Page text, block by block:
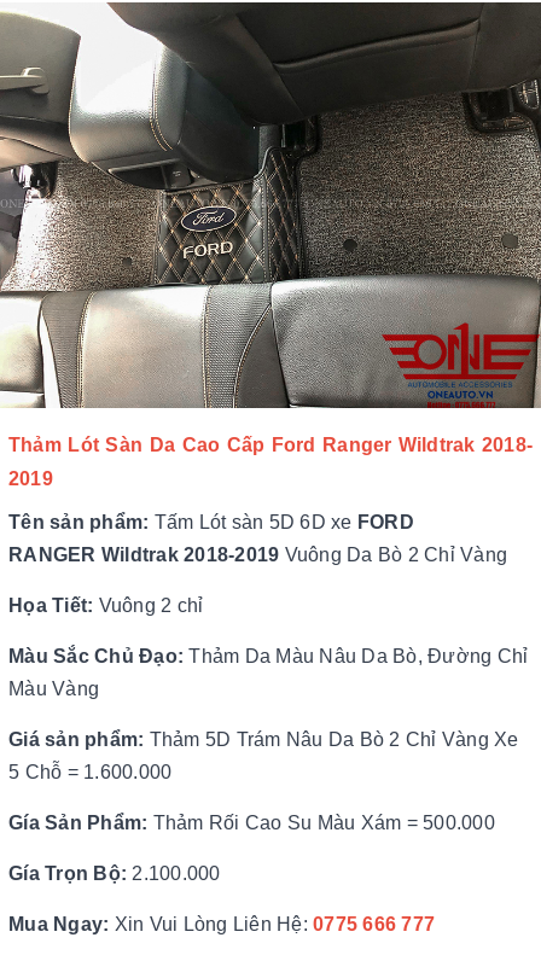
Thảm Lót Sàn Da Cao Cấp Ford Ranger Wildtrak 2018-
2019
Tên sản phẩm: Tấm Lót sàn 5D 6D xe FORD
RANGER Wildtrak 2018-2019 Vuông Da Bò 2 Chỉ Vàng
Họa Tiết: Vuông 2 chỉ
Màu Sắc Chủ Đạo: Thảm Da Màu Nâu Da Bò, Đường Chỉ
Màu Vàng
Giá sản phẩm: Thảm 5D Trám Nâu Da Bò 2 Chỉ Vàng Xe
5 Chỗ = 1.600.000
Gía Sản Phẩm: Thảm Rối Cao Su Màu Xám = 500.000
Gía Trọn Bộ: 2.100.000
Mua Ngay: Xin Vui Lòng Liên Hệ: 0775 666 777